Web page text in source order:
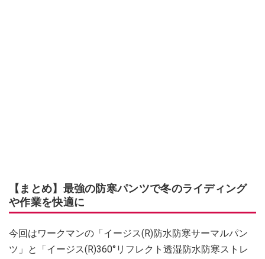
【まとめ】最強の防寒パンツで冬のライディング
や作業を快適に
今回はワークマンの「イージス(R)防水防寒サーマルパン
ツ」と「イージス(R)360°リフレクト透湿防水防寒ストレ